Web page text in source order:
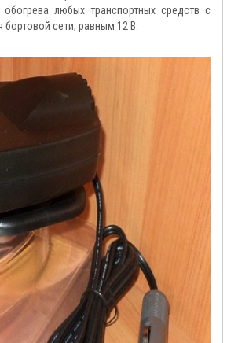
обогрева любых транспортных средств с
сети, равным 12 В.